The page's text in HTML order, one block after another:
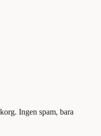
Ingen spam, bara